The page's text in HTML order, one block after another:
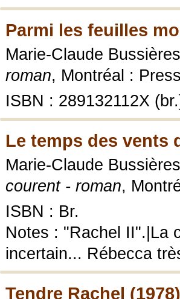
Parmi les feuilles
Marie-Claude
roman, Montréal :
ISBN : 289132112X
Le temps des vents
Marie-Claude
courent - roman,
ISBN : Br.
Notes : "Rachel II".|La
incertain... Rébecca
Tendre Rachel (1978)